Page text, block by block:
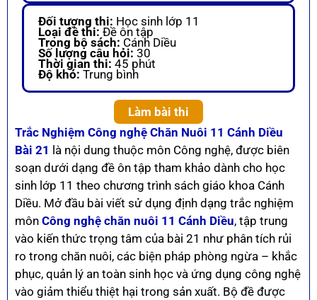
Đối tượng thi: Học sinh lớp 11
Loại đề thi: Đề ôn tập
Trong bộ sách: Cánh Diều
Số lượng câu hỏi: 30
Thời gian thi: 45 phút
Độ khó: Trung bình
Làm bài thi
Trắc Nghiệm Công nghệ Chăn Nuôi 11 Cánh Diều
Bài 21 là nội dung thuộc môn Công nghệ, được biên
soạn dưới dạng đề ôn tập tham khảo dành cho học
sinh lớp 11 theo chương trình sách giáo khoa Cánh
Diều. Mở đầu bài viết sử dụng định dạng trắc nghiệm
môn Công nghệ chăn nuôi 11 Cánh Diều, tập trung
vào kiến thức trọng tâm của bài 21 như phân tích rủi
ro trong chăn nuôi, các biện pháp phòng ngừa – khắc
phục, quản lý an toàn sinh học và ứng dụng công nghệ
vào giảm thiểu thiệt hại trong sản xuất. Bộ đề được